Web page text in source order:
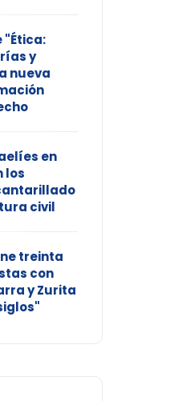
"Ética:
y
nueva
en
los
civil
treinta
con
y Zurita